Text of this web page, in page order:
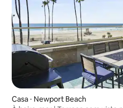
Casa ⋅ Newport Beach